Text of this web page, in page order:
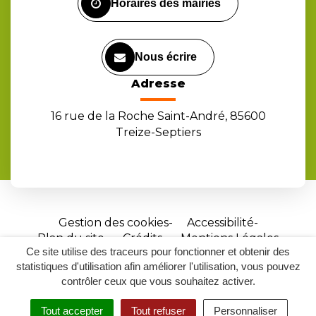
Ce site utilise des traceurs pour fonctionner et obtenir des
statistiques d'utilisation afin améliorer l'utilisation, vous pouvez
contrôler ceux que vous souhaitez activer.
Tout accepter Tout refuser Personnaliser
Horaires des mairies
Nous écrire
Adresse
16 rue de la Roche Saint-André, 85600
Treize-Septiers
Gestion des cookies
Accessibilité
Plan du site
Crédits
Mentions Légales
Site
réalisé
par
Inovagora